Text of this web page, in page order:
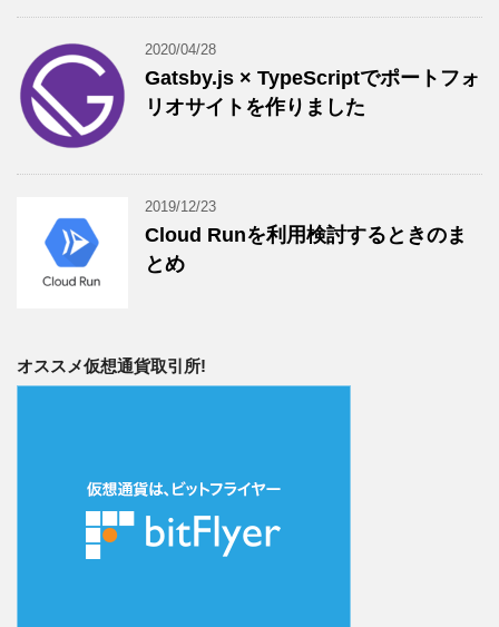
2020/04/28
Gatsby.js × TypeScriptでポートフォ
リオサイトを作りました
2019/12/23
Cloud Runを利用検討するときのま
とめ
オススメ仮想通貨取引所!